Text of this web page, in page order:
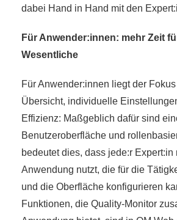
dabei Hand in Hand mit den
Für Anwender:innen: mehr Zeit
Wesentliche
Für Anwender:innen liegt der
Übersicht, individuelle
Effizienz: Maßgeblich dafür sind
Benutzeroberfläche und
bedeutet dies, dass jede:r
Anwendung nutzt, die für die
und die Oberfläche konfigurieren
Funktionen, die Quality-Monitor